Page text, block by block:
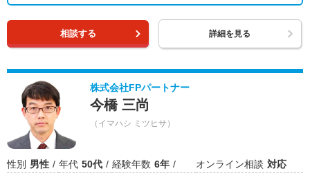
相談する 詳細を見る
株式会社FPパートナー
今橋 三尚
（イマハシ ミツヒサ）
性別 男性 年代 50代 経験年数 6年 オンライン相談 対応